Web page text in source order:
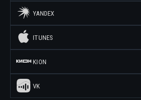
YANDEX
ITUNES
KION
VK